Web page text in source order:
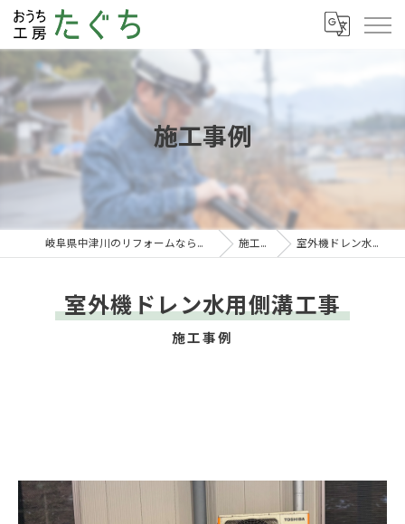
施工事例
岐阜県中津川のリフォームならおうち工房たぐち 施工事例 室外機ドレン水用側溝工事
施工事例
室外機ドレン水用側溝工事